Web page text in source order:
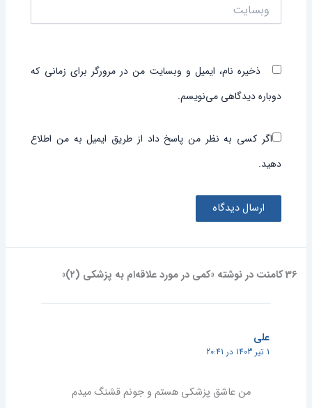
ذخیره نام، ایمیل و وبسایت من در مرورگر برای زمانی که
دوباره دیدگاهی می‌نویسم.
اگر کسی به نظر من پاسخ داد از طریق ایمیل به من اطلاع
دهید.
36 کامنت در نوشته «کمی در مورد علاقه‌ام به پزشکی (۲)»
علی
1 تیر 1403 در 20:41
من عاشق پزشکی هستم و جونم قشنگ میدم